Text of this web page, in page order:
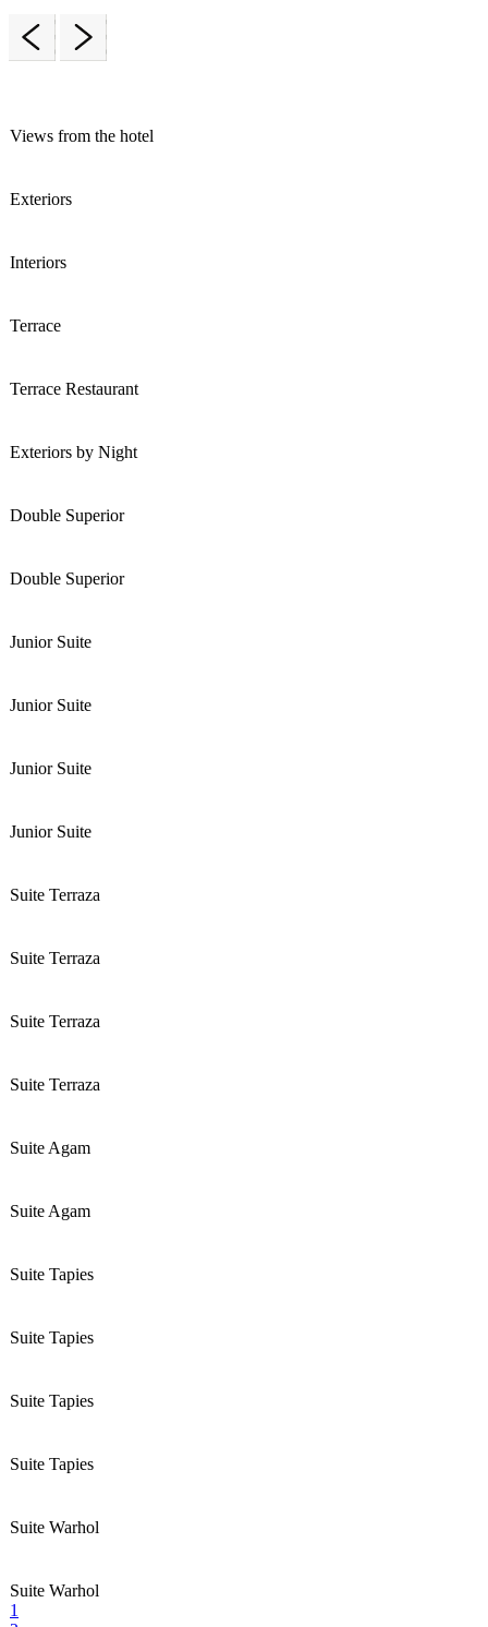
Terrace
Views from the hotel
Exteriors
Interiors
Terrace
Terrace Restaurant
Exteriors by Night
Double Superior
Double Superior
Junior Suite
Junior Suite
Junior Suite
Junior Suite
Suite Terraza
Suite Terraza
Suite Terraza
Suite Terraza
Suite Agam
Suite Agam
Suite Tapies
Suite Tapies
Suite Tapies
Suite Tapies
Suite Warhol
Suite Warhol
1